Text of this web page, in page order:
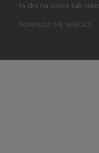
14 dni na zwrot lub
DOWIEDZ SIĘ WIĘCEJ